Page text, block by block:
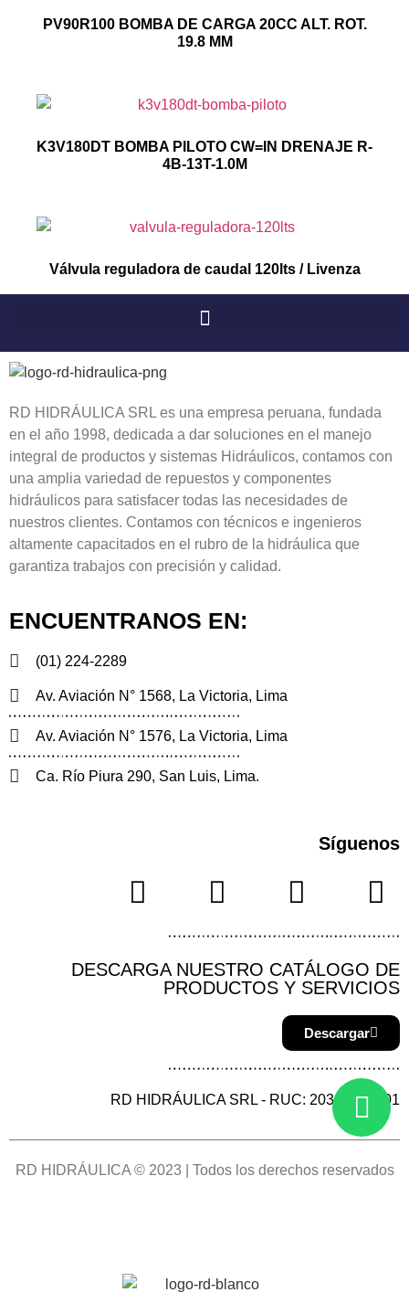
PV90R100 BOMBA DE CARGA 20CC ALT. ROT.
19.8 MM
K3V180DT BOMBA PILOTO CW=IN DRENAJE R-
4B-13T-1.0M
Válvula reguladora de caudal 120lts / Livenza
RD HIDRÁULICA SRL es una empresa peruana, fundada
en el año 1998, dedicada a dar soluciones en el manejo
integral de productos y sistemas Hidráulicos, contamos con
una amplia variedad de repuestos y componentes
hidráulicos para satisfacer todas las necesidades de
nuestros clientes. Contamos con técnicos e ingenieros
altamente capacitados en el rubro de la hidráulica que
garantiza trabajos con precisión y calidad.
ENCUENTRANOS EN:
(01) 224-2289
Av. Aviación N° 1568, La Victoria, Lima
Av. Aviación N° 1576, La Victoria, Lima
Ca. Río Piura 290, San Luis, Lima.
Síguenos
DESCARGA NUESTRO CATÁLOGO DE
PRODUCTOS Y SERVICIOS
Descargar
RD HIDRÁULICA SRL - RUC: 20387144901
RD HIDRÁULICA © 2023 | Todos los derechos reservados